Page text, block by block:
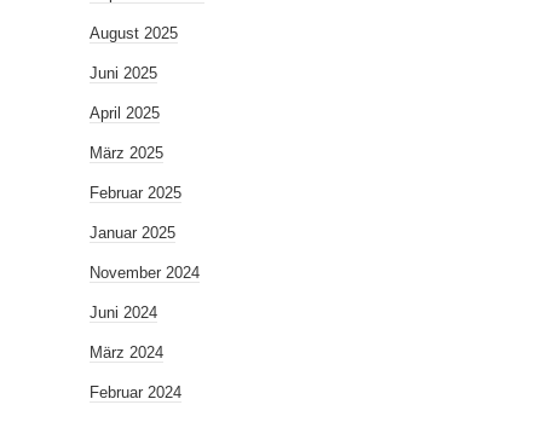
August 2025
Juni 2025
April 2025
März 2025
Februar 2025
Januar 2025
November 2024
Juni 2024
März 2024
Februar 2024